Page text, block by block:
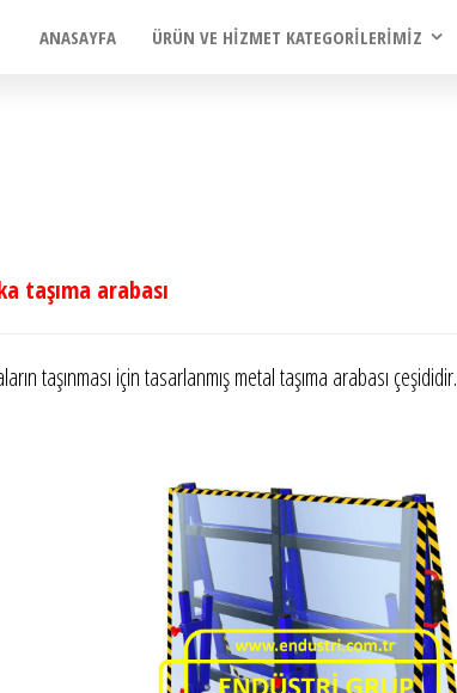
ANASAYFA ÜRÜN VE HIZMET KATEGORILERIMIZ
taşıma arabası
taşınması için tasarlanmış metal taşıma arabası çeşididir.